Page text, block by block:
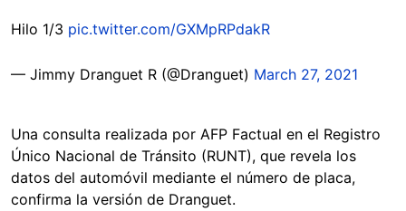
Hilo 1/3 pic.twitter.com/GXMpRPdakR
— Jimmy Dranguet R (@Dranguet) March 27, 2021
Una consulta realizada por AFP Factual en el Registro
Único Nacional de Tránsito (RUNT), que revela los
datos del automóvil mediante el número de placa,
confirma la versión de Dranguet.